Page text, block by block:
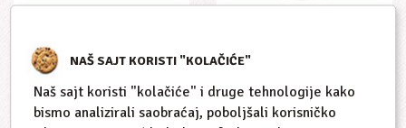
611803
450,00 RSD 725,00 RSD
NAŠ SAJT KORISTI "KOLAČIĆE"
Naš sajt koristi "kolačiće" i druge tehnologije kako
bismo analizirali saobraćaj, poboljšali korisničko